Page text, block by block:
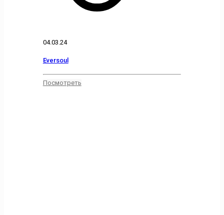
04.03.24
Eversoul
Посмотреть